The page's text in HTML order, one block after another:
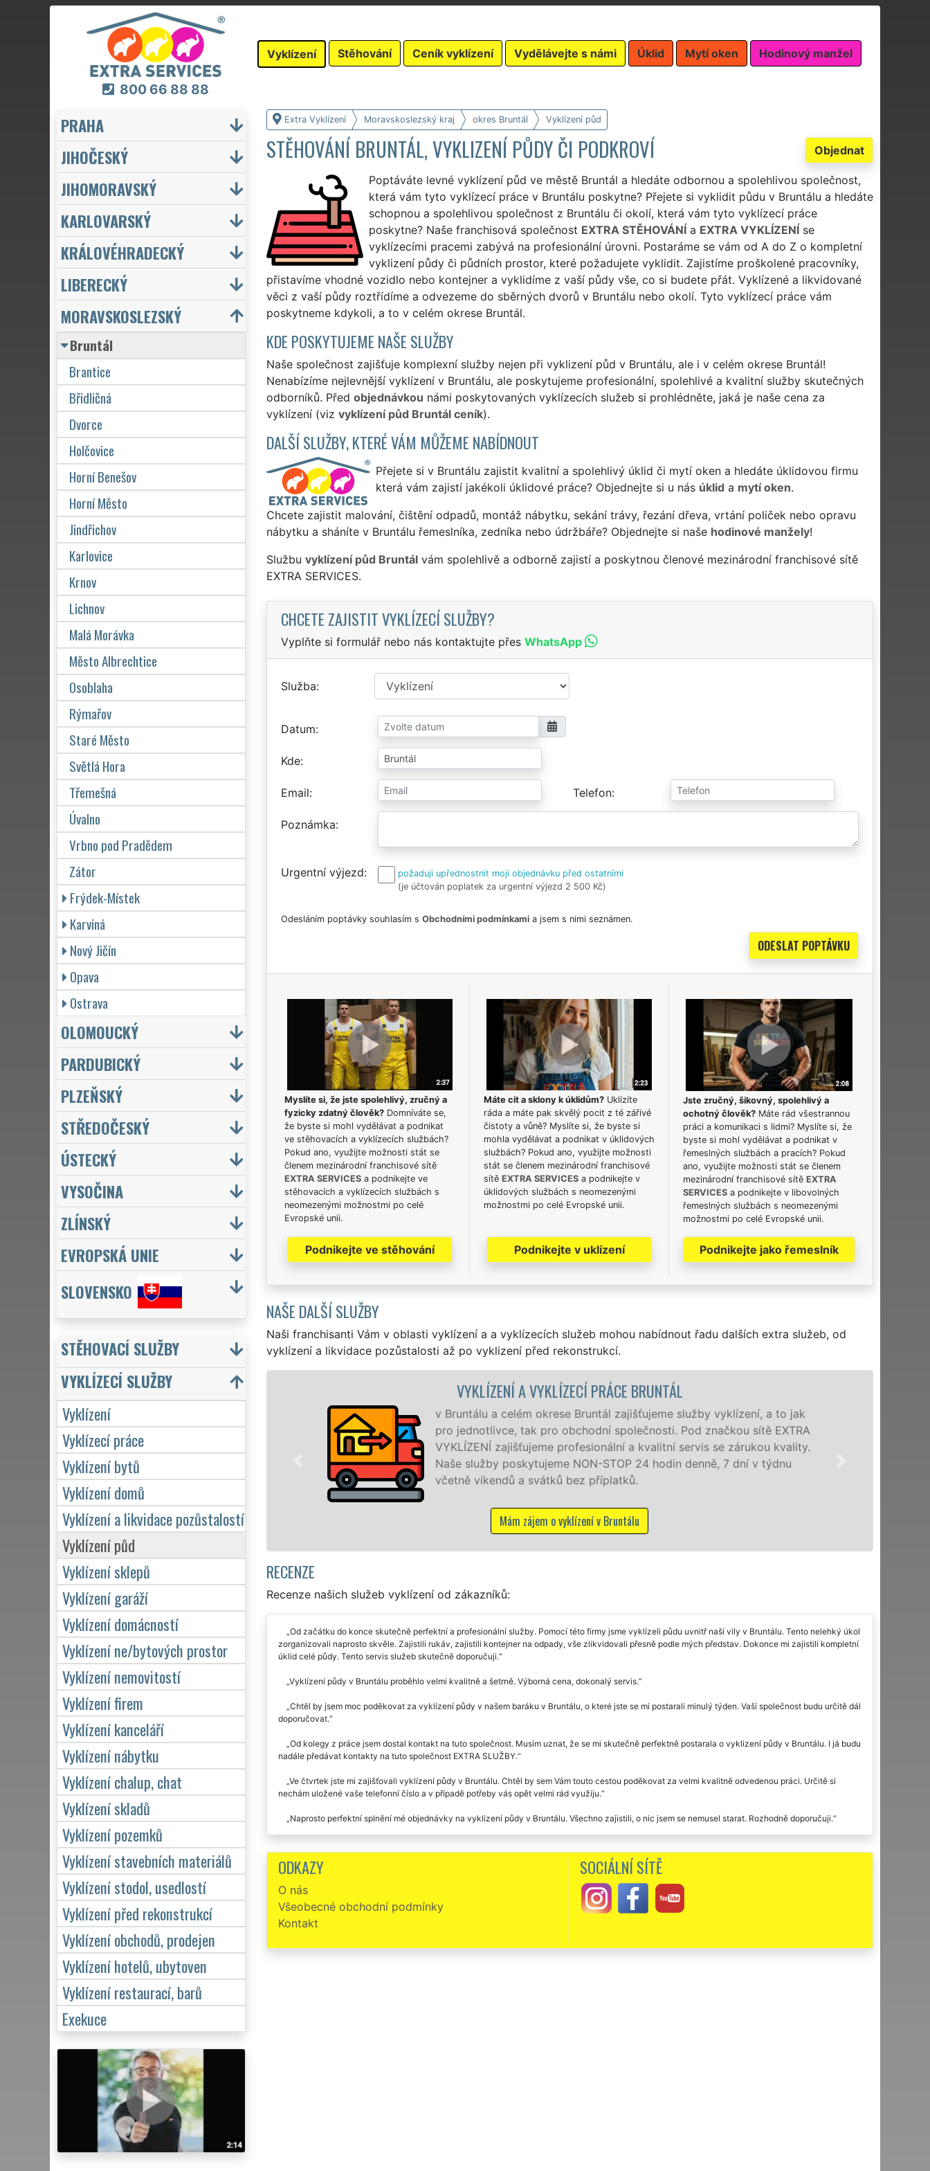
800 66 88 88
Vyklízení Stěhování Ceník vyklízení Vydělávejte s námi Úklid Mytí oken Hodinový manžel
Extra Vyklízení Moravskoslezský kraj okres Bruntál Vyklízení půd
Objednat
STĚHOVÁNÍ BRUNTÁL, VYKLIZENÍ PŮDY ČI PODKROVÍ
Poptáváte levné vyklízení půd ve městě Bruntál a hledáte odbornou a spolehlivou společnost,
která vám tyto vyklízecí práce v Bruntálu poskytne? Přejete si vyklidit půdu v Bruntálu a hledáte
schopnou a spolehlivou společnost z Bruntálu či okolí, která vám tyto vyklízecí práce
poskytne? Naše franchisová společnost EXTRA STĚHOVÁNÍa EXTRA VYKLÍZENÍse
vyklízecími pracemi zabývá na profesionální úrovni. Postaráme se vám od A do Z o kompletní
vyklizení půdy či půdních prostor, které požadujete vyklidit. Zajistíme proškolené pracovníky,
přistavíme vhodné vozidlo nebo kontejner a vyklidíme z vaší půdy vše, co si budete přát. Vyklízené a likvidované
věci z vaší půdy roztřídíme a odvezeme do sběrných dvorů v Bruntálu nebo okolí. Tyto vyklízecí práce vám
poskytneme kdykoli, a to v celém okrese Bruntál.
KDE POSKYTUJEME NAŠE SLUŽBY
Naše společnost zajišťuje komplexní služby nejen při vyklizení půd v Bruntálu, ale i v celém okrese Bruntál!
Nenabízíme nejlevnější vyklízení v Bruntálu, ale poskytujeme profesionální, spolehlivé a kvalitní služby skutečných
odborníků. Před objednávkou námi poskytovaných vyklízecích služeb si prohlédněte, jaká je naše cena za
vyklízení (viz vyklízení půd Bruntál ceník).
DALŠÍ SLUŽBY, KTERÉ VÁM MŮŽEME NABÍDNOUT
Přejete si v Bruntálu zajistit kvalitní a spolehlivý úklid či mytí oken a hledáte úklidovou firmu
která vám zajistí jakékoli úklidové práce? Objednejte si u nás úklid a mytí oken.
Chcete zajistit malování, čištění odpadů, montáž nábytku, sekání trávy, řezání dřeva, vrtání poliček nebo opravu
nábytku a sháníte v Bruntálu řemeslníka, zedníka nebo údržbáře? Objednejte si naše hodinové manžely!
Službu vyklízení půd Bruntálvám spolehlivě a odborně zajistí a poskytnou členové mezinárodní franchisové sítě
EXTRA SERVICES.
CHCETE ZAJISTIT VYKLÍZECÍ SLUŽBY?
Vyplňte si formulář nebo nás kontaktujte přes WhatsApp
Služba
Datum
Kde
Email Telefon
Poznámka
Urgentní výjezd
požaduji upřednostnit moji objednávku před ostatními
(je účtován poplatek za urgentní výjezd 2 500 Kč)
Odesláním poptávky souhlasím s Obchodními podmínkamia jsem s nimi seznámen.
Myslíte si, že jste spolehlivý, zručný a
fyzicky zdatný člověk?Domníváte se,
že byste si mohl vydělávat a podnikat
ve stěhovacích a vyklízecích službách?
Pokud ano, využijte možnosti stát se
členem mezinárodní franchisové sítě
EXTRA SERVICESa podnikejte ve
stěhovacích a vyklízecích službách s
neomezenými možnostmi po celé
Evropské unii.
Podnikejte ve stěhování
Máte cit a sklony k úklidům?Uklízíte
ráda a máte pak skvělý pocit z té zářivé
čistoty a vůně? Myslíte si, že byste si
mohla vydělávat a podnikat v úklidových
službách? Pokud ano, využijte možnosti
stát se členem mezinárodní franchisové
sítě EXTRA SERVICESa podnikejte v
úklidových službách s neomezenými
možnostmi po celé Evropské unii.
Podnikejte v uklízení
Jste zručný, šikovný, spolehlivý a
ochotný člověk? Máte rád všestrannou
práci a komunikaci s lidmi? Myslíte si, že
byste si mohl vydělávat a podnikat v
řemeslných službách a pracích? Pokud
ano, využijte možnosti stát se členem
mezinárodní franchisové sítě EXTRA
SERVICES a podnikejte v libovolných
řemeslných službách s neomezenými
možnostmi po celé Evropské unii.
Podnikejte jako řemeslník
NAŠE DALŠÍ SLUŽBY
Naši franchisanti Vám v oblasti vyklízení a a vyklízecích služeb mohou nabídnout řadu dalších extra služeb, od
vyklízení a likvidace pozůstalosti až po vyklizení před rekonstrukcí.
VYKLÍZENÍ A VYKLÍZECÍ PRÁCE BRUNTÁL
v Bruntálu a celém okrese Bruntál zajišťujeme služby vyklízení, a to jak
pro jednotlivce, tak pro obchodní společnosti. Pod značkou sítě EXTRA
VYKLÍZENÍ zajišťujeme profesionální a kvalitní servis se zárukou kvality.
Naše služby poskytujeme NON-STOP 24 hodin denně, 7 dní v týdnu
včetně víkendů a svátků bez příplatků.
RECENZE
Recenze našich služeb vyklízení od zákazníků:
Od začátku do konce skutečně perfektní a profesionální služby. Pomocí této firmy jsme vyklízeli půdu uvnitř naší vily v Bruntálu. Tento nelehký úkol
zorganizovali naprosto skvěle. Zajistili rukáv, zajistili kontejner na odpady, vše zlikvidovali přesně podle mých představ. Dokonce mi zajistili kompletní
úklid celé půdy. Tento servis služeb skutečně doporučuji.
Vyklízení půdy v Bruntálu proběhlo velmi kvalitně a šetrně. Výborná cena, dokonalý servis.
Chtěl by jsem moc poděkovat za vyklízení půdy v našem baráku v Bruntálu, o které jste se mi postarali minulý týden. Vaší společnost budu určitě dál
doporučovat.
Od kolegy z práce jsem dostal kontakt na tuto společnost. Musím uznat, že se mi skutečně perfektně postarala o vyklizení půdy v Bruntálu. I já budu
nadále předávat kontakty na tuto společnost EXTRA SLUŽBY.
Ve čtvrtek jste mi zajišťovali vyklízení půdy v Bruntálu. Chtěl by sem Vám touto cestou poděkovat za velmi kvalitně odvedenou práci. Určitě si
nechám uložené vaše telefonní číslo a v případě potřeby vás opět velmi rád využiju.
Naprosto perfektní splnění mé objednávky na vyklizení půdy v Bruntálu. Všechno zajistili, o nic jsem se nemusel starat. Rozhodně doporučuji.
našem domě v Bruntálu a musím uznat, že vše proběhlo na jedničku. Pokud budu ještě někdy potřebovat podobné služby, rozhodně si vyberou tuto
společnost.
ODKAZY
O nás
Všeobecné obchodní podmínky
Kontakt
SOCIÁLNÍ SÍTĚ
PRAHA
JIHOČESKÝ
JIHOMORAVSKÝ
KARLOVARSKÝ
KRÁLOVÉHRADECKÝ
LIBERECKÝ
MORAVSKOSLEZSKÝ
Bruntál
Brantice
Břidličná
Dvorce
Holčovice
Horní Benešov
Horní Město
Jindřichov
Karlovice
Krnov
Lichnov
Malá Morávka
Město Albrechtice
Osoblaha
Rýmařov
Staré Město
Světlá Hora
Třemešná
Úvalno
Vrbno pod Pradědem
Zátor
Frýdek-Místek
Karviná
Nový Jičín
Opava
Ostrava
OLOMOUCKÝ
PARDUBICKÝ
PLZEŇSKÝ
STŘEDOČESKÝ
ÚSTECKÝ
VYSOČINA
ZLÍNSKÝ
EVROPSKÁ UNIE
SLOVENSKO
STĚHOVACÍ SLUŽBY
VYKLÍZECÍ SLUŽBY
Vyklízení
Vyklízecí práce
Vyklízení bytů
Vyklízení domů
Vyklízení a likvidace pozůstalostí
Vyklízení půd
Vyklízení sklepů
Vyklízení garáží
Vyklízení domácností
Vyklízení ne/bytových prostor
Vyklízení nemovitostí
Vyklízení firem
Vyklízení kanceláří
Vyklízení nábytku
Vyklízení chalup, chat
Vyklízení skladů
Vyklízení pozemků
Vyklízení stavebních materiálů
Vyklízení stodol, usedlostí
Vyklízení před rekonstrukcí
Vyklízení obchodů, prodejen
Vyklízení hotelů, ubytoven
Vyklízení restaurací, barů
Exekuce